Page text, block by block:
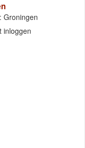
Groningen
inloggen